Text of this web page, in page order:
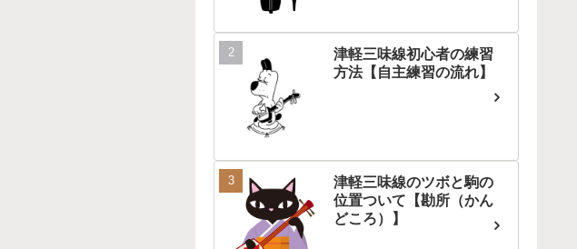
津軽三味線初心者の練習
方法【自主練習の流れ】
津軽三味線のツボと駒の
位置ついて【勘所（かん
どころ）】